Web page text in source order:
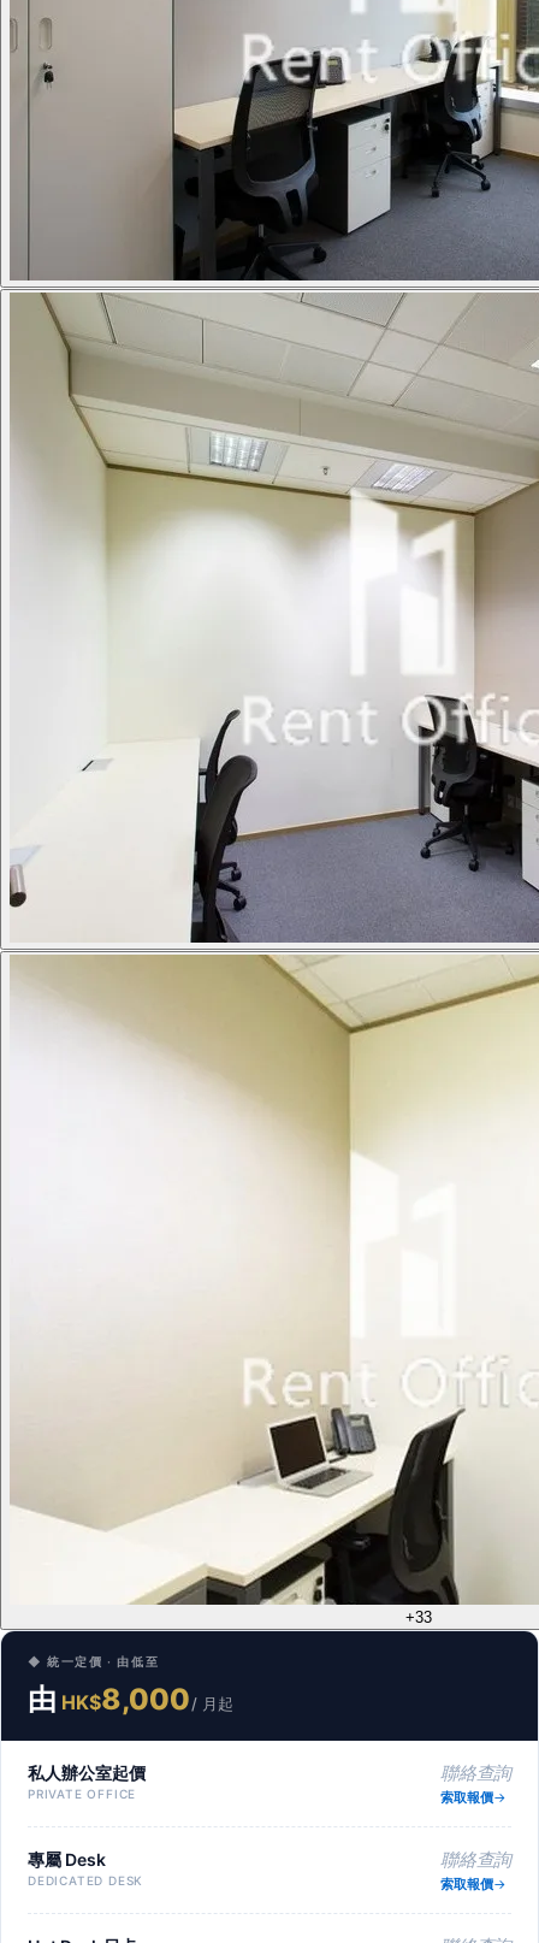
+33
◆ 統一定價 · 由低至
由 HK$8,000/ 月起
私人辦公室起價
PRIVATE OFFICE
聯絡查詢
索取報價
專屬 Desk
DEDICATED DESK
聯絡查詢
索取報價